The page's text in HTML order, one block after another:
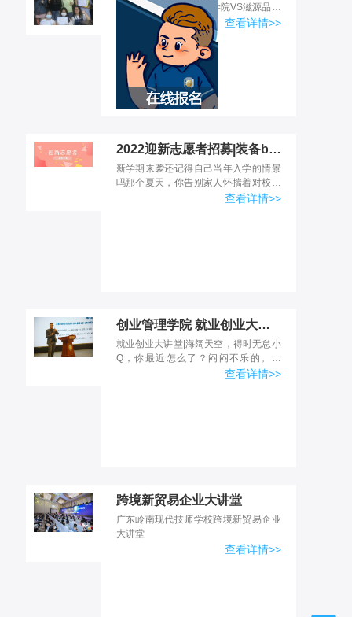
日文化创意与创业管理学院VS滋源品牌
旗舰店于本年度双十一校企实训项目完
美地落下帷幕我们一起来回顾一下整个
过程吧！
查看详情>>
2022迎新志愿者招募|装备buff！快来变身全能“小风暴”吧
新学期来袭还记得自己当年入学的情景
吗那个夏天，你告别家人怀揣着对校园
生活的期许你走进校园，第一眼看见了
查看详情>>
创业管理学院 就业创业大讲堂|海阔天空，得时无怠
就业创业大讲堂|海阔天空，得时无怠小
Q，你最近怎么了？闷闷不乐的。小
创，我还在郁闷实习就业怎么办呢，唉
查看详情>>
跨境新贸易企业大讲堂
广东岭南现代技师学校跨境新贸易企业
大讲堂
查看详情>>